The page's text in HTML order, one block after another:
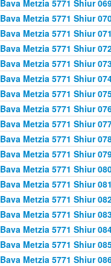
Bava Metzia 5771 Shiur
Bava Metzia 5771 Shiur
Bava Metzia 5771 Shiur
Bava Metzia 5771 Shiur
Bava Metzia 5771 Shiur
Bava Metzia 5771 Shiur
Bava Metzia 5771 Shiur
Bava Metzia 5771 Shiur
Bava Metzia 5771 Shiur
Bava Metzia 5771 Shiur
Bava Metzia 5771 Shiur
Bava Metzia 5771 Shiur
Bava Metzia 5771 Shiur
Bava Metzia 5771 Shiur
Bava Metzia 5771 Shiur
Bava Metzia 5771 Shiur
Bava Metzia 5771 Shiur
Bava Metzia 5771 Shiur